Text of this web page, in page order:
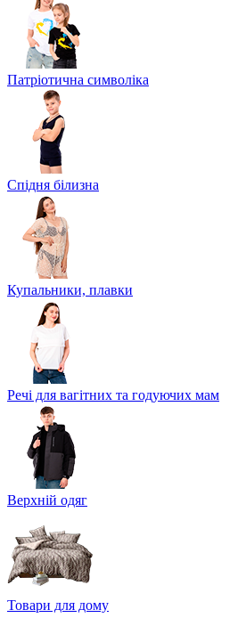
Патріотична символіка
Спідня білизна
Купальники, плавки
Речі для вагітних та годуючих мам
Верхній одяг
Товари для дому